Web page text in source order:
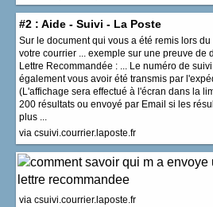
#2 : Aide - Suivi - La Poste
Sur le document qui vous a été remis lors du
votre courrier ... exemple sur une preuve de
Lettre Recommandée : ... Le numéro de
également vous avoir été transmis par
(L'affichage sera effectué à l'écran dans la
200 résultats ou envoyé par Email si les
plus ...
via csuivi.courrier.laposte.fr
via csuivi.courrier.laposte.fr